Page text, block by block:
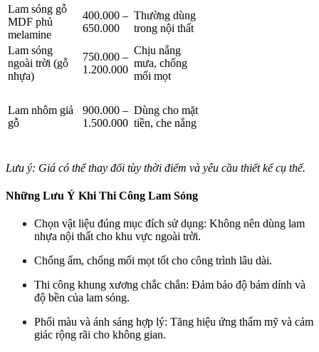
Lam sóng gỗ
MDF phủ
melamine
400.000 –
650.000
Thường dùng
trong nội thất
Lam sóng
ngoài trời (gỗ
nhựa)
750.000 –
1.200.000
Chịu nắng
mưa, chống
mối mọt
Lam nhôm giả
gỗ
900.000 –
1.500.000
Dùng cho mặt
tiền, che nắng
Lưu ý: Giá có thể thay đổi tùy thời điểm và yêu cầu thiết kế cụ thể.
Những Lưu Ý Khi Thi Công Lam Sóng
Chọn vật liệu đúng mục đích sử dụng: Không nên dùng lam
nhựa nội thất cho khu vực ngoài trời.
Chống ẩm, chống mối mọt tốt cho công trình lâu dài.
Thi công khung xương chắc chắn: Đảm bảo độ bám dính và
độ bền của lam sóng.
Phối màu và ánh sáng hợp lý: Tăng hiệu ứng thẩm mỹ và cảm
giác rộng rãi cho không gian.